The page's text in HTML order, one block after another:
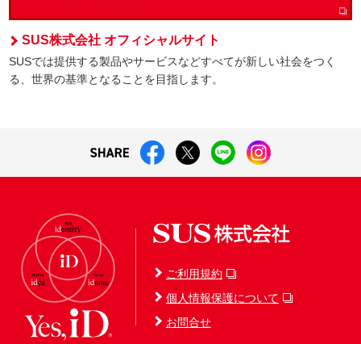
SUS株式会社 オフィシャルサイト
SUSでは提供する製品やサービスなどすべてが新しい社会をつく
る、世界の基準となることを目指します。
ご利用規約
個人情報保護について
お問合せ